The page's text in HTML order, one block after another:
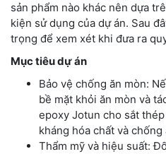
sản phẩm nào khác nên dựa
kiện sử dụng của dự án. Sau
trọng để xem xét khi đưa ra
Mục tiêu dự án
Bảo vệ chống ăn mòn:
bề mặt khỏi ăn mòn và
epoxy Jotun cho sắt
kháng hóa chất và chống
Thẩm mỹ và hiệu suất: